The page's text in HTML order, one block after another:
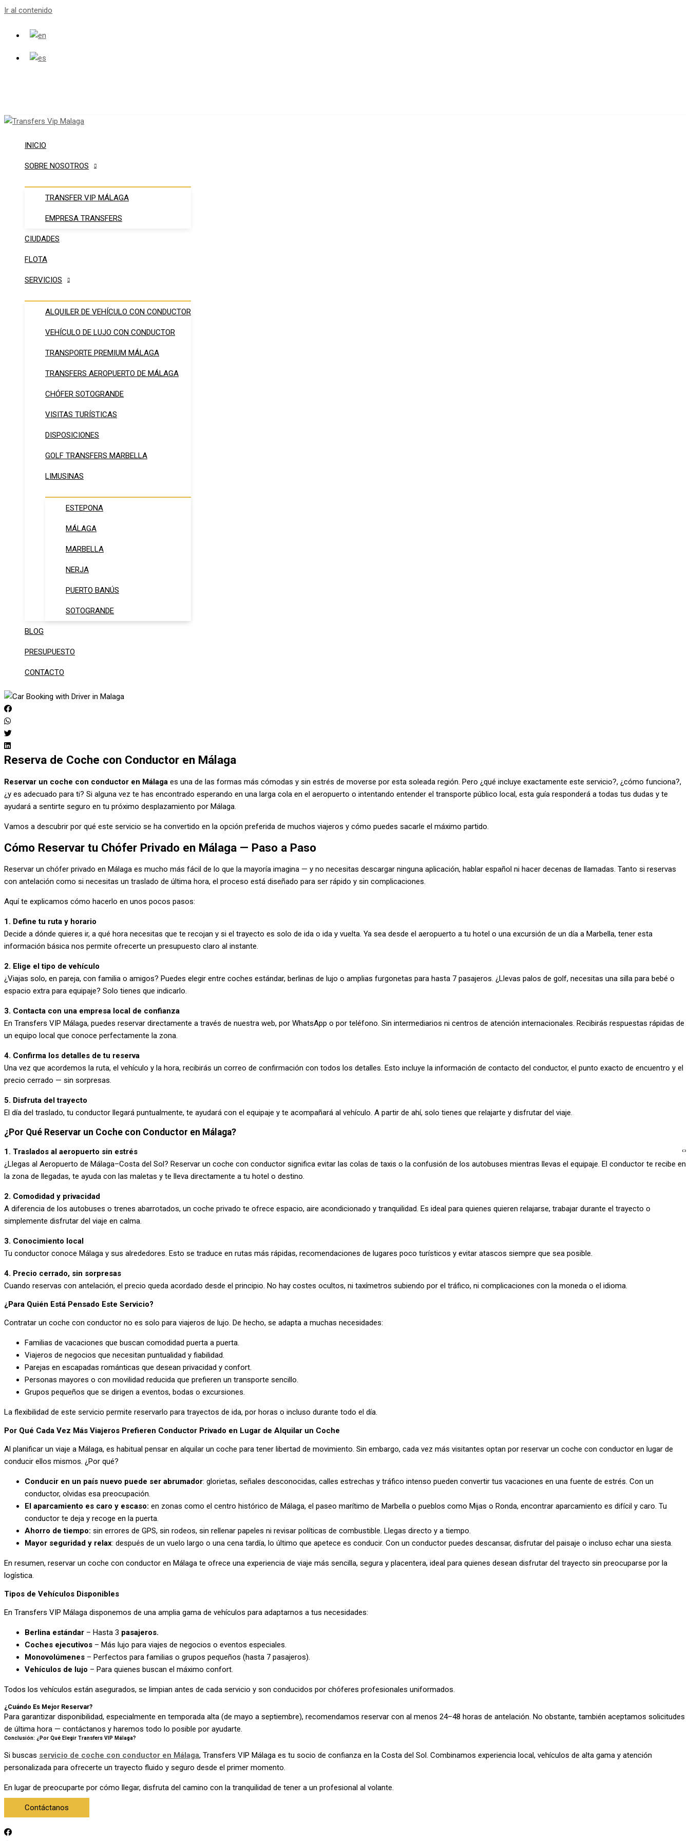
Ir al contenido
INICIO
SOBRE NOSOTROS
TRANSFER VIP MÁLAGA
EMPRESA TRANSFERS
CIUDADES
FLOTA
SERVICIOS
ALQUILER DE VEHÍCULO CON CONDUCTOR
VEHÍCULO DE LUJO CON CONDUCTOR
TRANSPORTE PREMIUM MÁLAGA
TRANSFERS AEROPUERTO DE MÁLAGA
CHÓFER SOTOGRANDE
VISITAS TURÍSTICAS
DISPOSICIONES
GOLF TRANSFERS MARBELLA
LIMUSINAS
ESTEPONA
MÁLAGA
MARBELLA
NERJA
PUERTO BANÚS
SOTOGRANDE
BLOG
PRESUPUESTO
CONTACTO
Reserva de Coche con Conductor en Málaga
Reservar un coche con conductor en Málaga es una de las formas más cómodas y sin estrés de moverse por esta soleada región. Pero ¿qué incluye exactamente este servicio?, ¿cómo funciona?,
¿y es adecuado para ti? Si alguna vez te has encontrado esperando en una larga cola en el aeropuerto o intentando entender el transporte público local, esta guía responderá a todas tus dudas y te
ayudará a sentirte seguro en tu próximo desplazamiento por Málaga.
Vamos a descubrir por qué este servicio se ha convertido en la opción preferida de muchos viajeros y cómo puedes sacarle el máximo partido.
Cómo Reservar tu Chófer Privado en Málaga — Paso a Paso
Reservar un chófer privado en Málaga es mucho más fácil de lo que la mayoría imagina — y no necesitas descargar ninguna aplicación, hablar español ni hacer decenas de llamadas. Tanto si reservas
con antelación como si necesitas un traslado de última hora, el proceso está diseñado para ser rápido y sin complicaciones.
Aquí te explicamos cómo hacerlo en unos pocos pasos:
1. Define tu ruta y horario
Decide a dónde quieres ir, a qué hora necesitas que te recojan y si el trayecto es solo de ida o ida y vuelta. Ya sea desde el aeropuerto a tu hotel o una excursión de un día a Marbella, tener esta
información básica nos permite ofrecerte un presupuesto claro al instante.
2. Elige el tipo de vehículo
¿Viajas solo, en pareja, con familia o amigos? Puedes elegir entre coches estándar, berlinas de lujo o amplias furgonetas para hasta 7 pasajeros. ¿Llevas palos de golf, necesitas una silla para bebé o
espacio extra para equipaje? Solo tienes que indicarlo.
3. Contacta con una empresa local de confianza
En Transfers VIP Málaga, puedes reservar directamente a través de nuestra web, por WhatsApp o por teléfono. Sin intermediarios ni centros de atención internacionales. Recibirás respuestas rápidas de
un equipo local que conoce perfectamente la zona.
4. Confirma los detalles de tu reserva
Una vez que acordemos la ruta, el vehículo y la hora, recibirás un correo de confirmación con todos los detalles. Esto incluye la información de contacto del conductor, el punto exacto de encuentro y el
precio cerrado — sin sorpresas.
5. Disfruta del trayecto
El día del traslado, tu conductor llegará puntualmente, te ayudará con el equipaje y te acompañará al vehículo. A partir de ahí, solo tienes que relajarte y disfrutar del viaje.
¿Por Qué Reservar un Coche con Conductor en Málaga?
1. Traslados al aeropuerto sin estrés
¿Llegas al Aeropuerto de Málaga–Costa del Sol? Reservar un coche con conductor significa evitar las colas de taxis o la confusión de los autobuses mientras llevas el equipaje. El conductor te recibe en
la zona de llegadas, te ayuda con las maletas y te lleva directamente a tu hotel o destino.
2. Comodidad y privacidad
A diferencia de los autobuses o trenes abarrotados, un coche privado te ofrece espacio, aire acondicionado y tranquilidad. Es ideal para quienes quieren relajarse, trabajar durante el trayecto o
simplemente disfrutar del viaje en calma.
3. Conocimiento local
Tu conductor conoce Málaga y sus alrededores. Esto se traduce en rutas más rápidas, recomendaciones de lugares poco turísticos y evitar atascos siempre que sea posible.
4. Precio cerrado, sin sorpresas
Cuando reservas con antelación, el precio queda acordado desde el principio. No hay costes ocultos, ni taxímetros subiendo por el tráfico, ni complicaciones con la moneda o el idioma.
¿Para Quién Está Pensado Este Servicio?
Contratar un coche con conductor no es solo para viajeros de lujo. De hecho, se adapta a muchas necesidades:
Familias de vacaciones que buscan comodidad puerta a puerta.
Viajeros de negocios que necesitan puntualidad y fiabilidad.
Parejas en escapadas románticas que desean privacidad y confort.
Personas mayores o con movilidad reducida que prefieren un transporte sencillo.
Grupos pequeños que se dirigen a eventos, bodas o excursiones.
La flexibilidad de este servicio permite reservarlo para trayectos de ida, por horas o incluso durante todo el día.
Por Qué Cada Vez Más Viajeros Prefieren Conductor Privado en Lugar de Alquilar un Coche
Al planificar un viaje a Málaga, es habitual pensar en alquilar un coche para tener libertad de movimiento. Sin embargo, cada vez más visitantes optan por reservar un coche con conductor en lugar de
conducir ellos mismos. ¿Por qué?
Conducir en un país nuevo puede ser abrumador: glorietas, señales desconocidas, calles estrechas y tráfico intenso pueden convertir tus vacaciones en una fuente de estrés. Con un
conductor, olvidas esa preocupación.
El aparcamiento es caro y escaso: en zonas como el centro histórico de Málaga, el paseo marítimo de Marbella o pueblos como Mijas o Ronda, encontrar aparcamiento es difícil y caro. Tu
conductor te deja y recoge en la puerta.
Ahorro de tiempo: sin errores de GPS, sin rodeos, sin rellenar papeles ni revisar políticas de combustible. Llegas directo y a tiempo.
Mayor seguridad y relax: después de un vuelo largo o una cena tardía, lo último que apetece es conducir. Con un conductor puedes descansar, disfrutar del paisaje o incluso echar una siesta.
En resumen, reservar un coche con conductor en Málaga te ofrece una experiencia de viaje más sencilla, segura y placentera, ideal para quienes desean disfrutar del trayecto sin preocuparse por la
logística.
Tipos de Vehículos Disponibles
En Transfers VIP Málaga disponemos de una amplia gama de vehículos para adaptarnos a tus necesidades:
Berlina estándar – Hasta 3 pasajeros.
Coches ejecutivos – Más lujo para viajes de negocios o eventos especiales.
Monovolúmenes – Perfectos para familias o grupos pequeños (hasta 7 pasajeros).
Vehículos de lujo – Para quienes buscan el máximo confort.
Todos los vehículos están asegurados, se limpian antes de cada servicio y son conducidos por chóferes profesionales uniformados.
¿Cuándo Es Mejor Reservar?
Para garantizar disponibilidad, especialmente en temporada alta (de mayo a septiembre), recomendamos reservar con al menos 24–48 horas de antelación. No obstante, también aceptamos solicitudes
de última hora — contáctanos y haremos todo lo posible por ayudarte.
Conclusión: ¿Por Qué Elegir Transfers VIP Málaga?
Si buscas servicio de coche con conductor en Málaga, Transfers VIP Málaga es tu socio de confianza en la Costa del Sol. Combinamos experiencia local, vehículos de alta gama y atención
personalizada para ofrecerte un trayecto fluido y seguro desde el primer momento.
En lugar de preocuparte por cómo llegar, disfruta del camino con la tranquilidad de tener a un profesional al volante.
Contáctanos